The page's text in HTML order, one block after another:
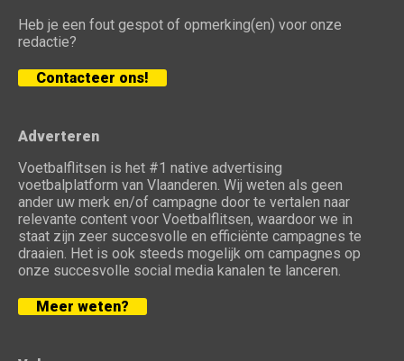
Heb je een fout gespot of opmerking(en) voor onze
redactie?
Contacteer ons!
Adverteren
Voetbalflitsen is het #1 native advertising
voetbalplatform van Vlaanderen. Wij weten als geen
ander uw merk en/of campagne door te vertalen naar
relevante content voor Voetbalflitsen, waardoor we in
staat zijn zeer succesvolle en efficiënte campagnes te
draaien. Het is ook steeds mogelijk om campagnes op
onze succesvolle social media kanalen te lanceren.
Meer weten?